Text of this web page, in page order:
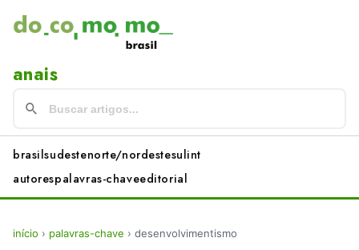
anais
brasilsudestenorte/nordestesulint
autorespalavras-chaveeditorial
início › palavras-chave › desenvolvimentismo